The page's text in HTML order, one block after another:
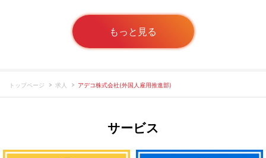
もっと見る
トップページ 求人 アデコ株式会社(外国人雇用推進部)
サービス